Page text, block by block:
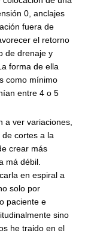
0, anclajes
fuera de
el retorno
de drenaje y
forma de ella
como mínimo
entre 4 o 5
a ver variaciones,
cortes a la
crear más
má débil.
en espiral a
solo por
paciente e
sino
he traido en el